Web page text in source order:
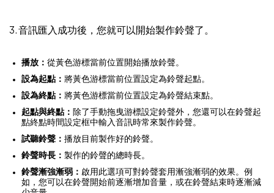
3. 音訊匯入成功後，您就可以開始製作鈴聲了。
播放： 從黃色游標當前位置開始播放鈴聲。
設為起點： 將黃色游標當前位置設定為鈴聲起點。
設為終點： 將黃色游標當前位置設定為鈴聲結束點。
起點與終點： 除了手動拖曳游標設定鈴聲外，您還可以在鈴聲起
點終點時間設定框中輸入音訊時常來製作鈴聲。
試聽鈴聲： 播放目前製作好的鈴聲。
鈴聲時長： 製作的鈴聲的總時長。
鈴聲漸強漸弱： 啟用此選項可對鈴聲套用漸強漸弱的效果。例
如，您可以在鈴聲開始前逐漸增加音量，或在鈴聲結束時逐漸減